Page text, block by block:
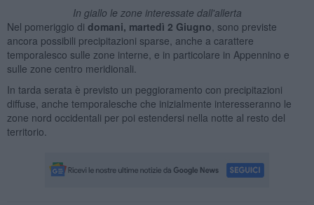
In giallo le zone interessate dall'allerta
Nel pomeriggio di domani, martedì 2 Giugno , sono previste
ancora possibili precipitazioni sparse, anche a carattere
temporalesco sulle zone interne, e in particolare in Appennino e
sulle zone centro meridionali.
In tarda serata è previsto un peggioramento con precipitazioni
diffuse, anche temporalesche che inizialmente interesseranno le
zone nord occidentali per poi estendersi nella notte al resto del
territorio.